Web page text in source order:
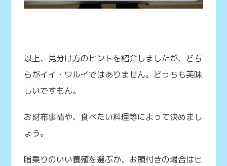
以上、見分け方のヒントを紹介しましたが、どち
らがイイ・ワルイではありません。どっちも美味
しいですもん。
お財布事情や、食べたい料理等によって決めまし
ょう。
脂乗りのいい養殖を選ぶか、お頭付きの場合はヒ